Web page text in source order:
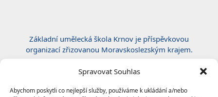
Spravovat Souhlas
Abychom poskytli co nejlepší služby, používáme k ukládání a/nebo
Základní umělecká škola Krnov je příspěvkovou
organizací zřizovanou Moravskoslezským krajem.
Certifikace ČSN EN ISO 50001:2019